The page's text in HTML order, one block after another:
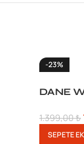
-23%
DANE
1.399,00₺
SEPETE